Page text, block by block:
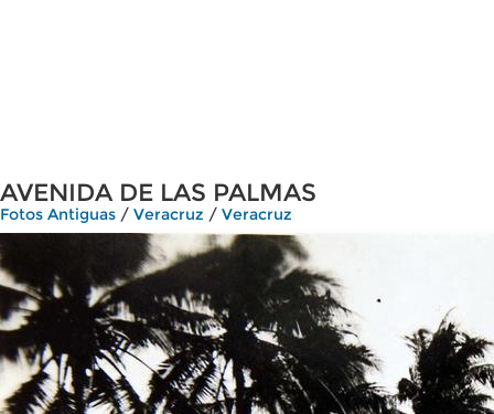
AVENIDA DE LAS PALMAS
Fotos Antiguas / Veracruz / Veracruz